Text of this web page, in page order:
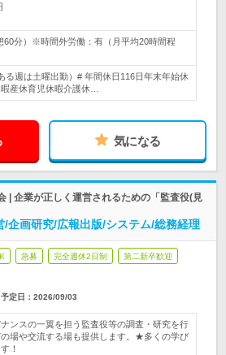
60分）※時間外労働：有（月平均20時間程
る週は土曜出勤）# 年間休日116日年末年始休
産休育児休暇介護休…
気になる
| 企業が正しく運営されるための「監査役(見
/企画研究/広報出版/システム/総務経理
急募 完全週休2日制 第二新卒歓迎
定日： 2026/09/03
ンスの一翼を担う監査役等の調査・研究を行
の場や交流する場も提供します。★多くの学び
！